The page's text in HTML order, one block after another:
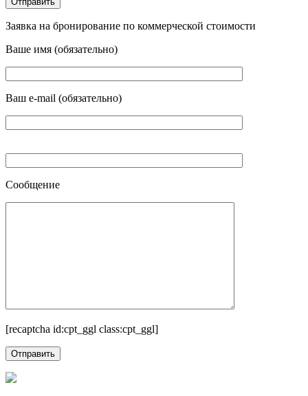
Заявка на бронирование по коммерческой стоимости
Ваше имя (обязательно)
Ваш e-mail (обязательно)
Сообщение
[recaptcha id:cpt_ggl class:cpt_ggl]